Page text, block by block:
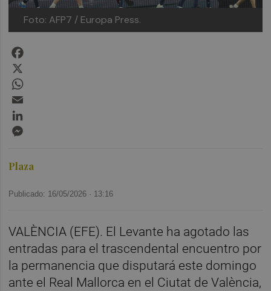
Foto: AFP7 / Europa Press.
Plaza
Publicado: 16/05/2026 · 13:16
VALÈNCIA (EFE). El Levante ha agotado las
entradas para el trascendental encuentro por
la permanencia que disputará este domingo
ante el Real Mallorca en el Ciutat de València,